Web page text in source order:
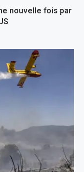
nouvelle fois par